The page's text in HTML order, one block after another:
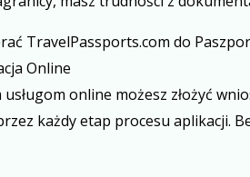
TravelPassports.com do
Online
usługom online możesz złożyć
każdy etap procesu aplikacji.